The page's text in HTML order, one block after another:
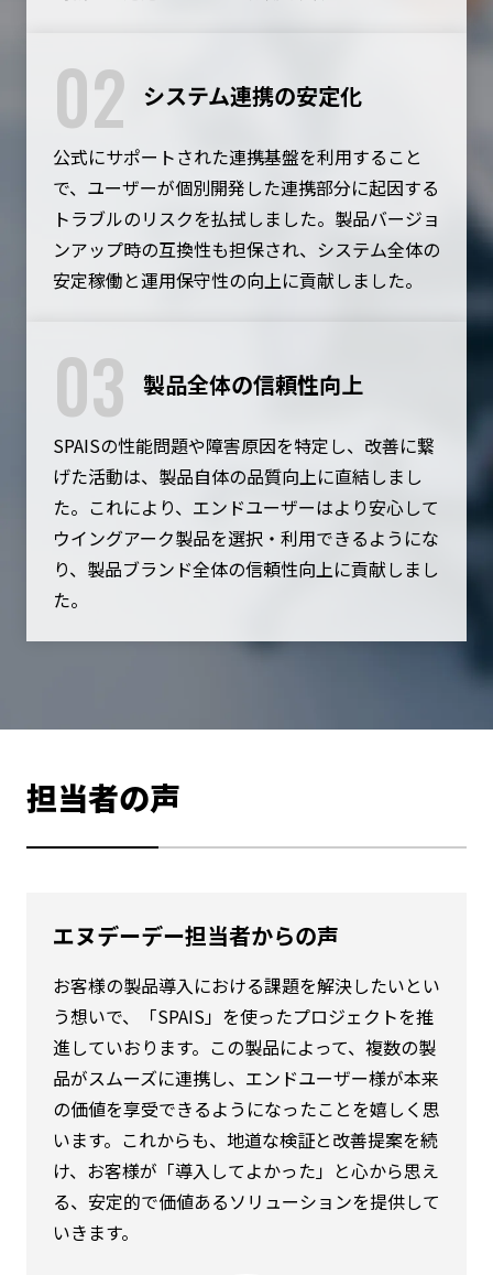
02 システム連携の安定化
公式にサポートされた連携基盤を利用すること
で、ユーザーが個別開発した連携部分に起因する
トラブルのリスクを払拭しました。製品バージョ
ンアップ時の互換性も担保され、システム全体の
安定稼働と運用保守性の向上に貢献しました。
03 製品全体の信頼性向上
SPAISの性能問題や障害原因を特定し、改善に繋
げた活動は、製品自体の品質向上に直結しまし
た。これにより、エンドユーザーはより安心して
ウイングアーク製品を選択・利用できるようにな
り、製品ブランド全体の信頼性向上に貢献しまし
た。
担当者の声
エヌデーデー担当者からの声
お客様の製品導入における課題を解決したいとい
う想いで、「SPAIS」を使ったプロジェクトを推
進していおります。この製品によって、複数の製
品がスムーズに連携し、エンドユーザー様が本来
の価値を享受できるようになったことを嬉しく思
います。これからも、地道な検証と改善提案を続
け、お客様が「導入してよかった」と心から思え
る、安定的で価値あるソリューションを提供して
いきます。